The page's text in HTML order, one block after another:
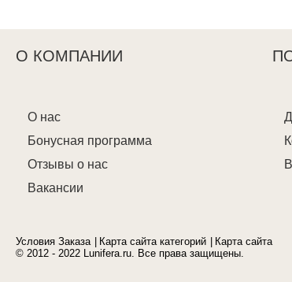
О КОМПАНИИ
О нас
Бонусная программа
Отзывы о нас
Вакансии
Условия Заказа Карта сайта категорий
Карта сайта
© 2012 - 2022 Lunifera.ru. Все права защищены.